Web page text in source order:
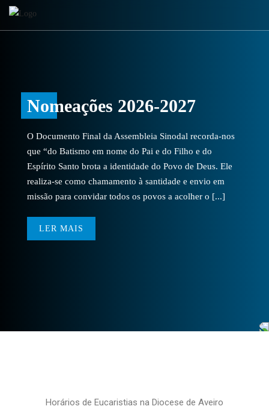
Nomeações 2026-2027
O Documento Final da Assembleia Sinodal recorda-nos
que “do Batismo em nome do Pai e do Filho e do
Espírito Santo brota a identidade do Povo de Deus. Ele
realiza-se como chamamento à santidade e envio em
missão para convidar todos os povos a acolher o [...]
LER MAIS
Horários de Eucaristias na Diocese de Aveiro